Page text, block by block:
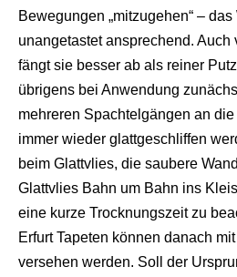
Bewegungen „mitzugehen“ –
unangetastet ansprechend.
fängt sie besser ab als reiner
übrigens bei Anwendung
mehreren Spachtelgängen an
immer wieder glattgeschliffen
beim Glattvlies, die saubere
Glattvlies Bahn um Bahn ins
eine kurze Trocknungszeit zu
Erfurt Tapeten können danach
versehen werden. Soll der